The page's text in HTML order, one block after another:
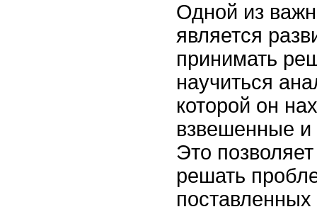
Одной из
является
принимать
научиться
которой он
взвешенные
Это
решать